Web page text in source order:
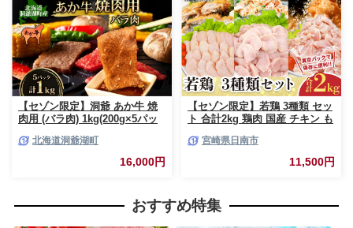
【セゾン限定】洞爺 あか牛 焼
肉用 (バラ肉) 1kg(200g×5パッ
ーベキュー おうち焼肉 BBQ ジ
ューシー ヘルシー 赤身本来の
北海道洞爺湖町
16,000円
【セゾン限定】若鶏 3種類 セッ
ト 合計2kg 鶏肉 国産 チキン も
しささみ 小分け 便利 食べ比べ
おかず お弁当 おつまみ 食品 真
空パック 焼肉 万能食材 からあ
南市 宮崎県 送料無料_BAV13-
宮崎県日南市
11,500円
おすすめ特集